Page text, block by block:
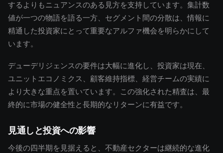
するよりもニュアンスのある見方を支持しています。集計数
値が一つの物語を語る一方、セグメント間の分散は、情報に
精通した投資家にとって重要なアルファ機会を明らかにして
います。
デューデリジェンスの要件は大幅に進化し、投資家は現在、
ユニットエコノミクス、顧客維持指標、経営チームの実績に
より大きな重点を置いています。この強化された精査は、最
終的に市場の健全性と長期的なリターンに有益です。
見通しと投資への影響
今後の四半期を見据えると、不動産セクターは継続的な進化